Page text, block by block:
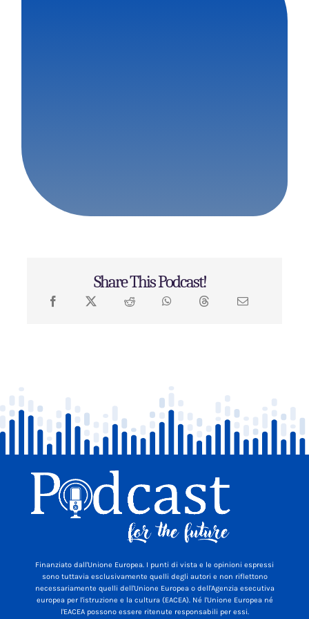
Share This Podcast!
Finanziato dall'Unione Europea. I punti di vista e le opinioni espressi
sono tuttavia esclusivamente quelli degli autori e non riflettono
necessariamente quelli dell'Unione Europea o dell'Agenzia esecutiva
europea per l'istruzione e la cultura (EACEA). Né l'Unione Europea né
l'EACEA possono essere ritenute responsabili per essi.